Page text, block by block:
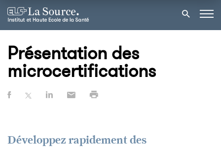
Présentation des
microcertifications
Développez rapidement des